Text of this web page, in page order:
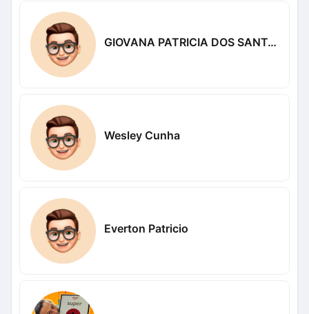
GIOVANA PATRICIA DOS SANTOS Patricia
Wesley Cunha
Everton Patricio